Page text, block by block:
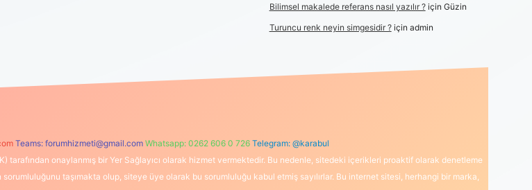
Bilimsel makalede referans nasıl yazılır ?için Güzin
Turuncu renk neyin simgesidir ?için admin
Teams: forumhizmeti@gmail.com Whatsapp: 0262 606 0 726 Telegram: @karabul
tarafından onaylanmış bir Yer Sağlayıcı olarak hizmet vermektedir. Bu nedenle, sitedeki içerikleri proaktif olarak denetleme
taşımakta olup, siteye üye olarak bu sorumluluğu kabul etmiş sayılırlar. Bu internet sitesi, herhangi bir marka,